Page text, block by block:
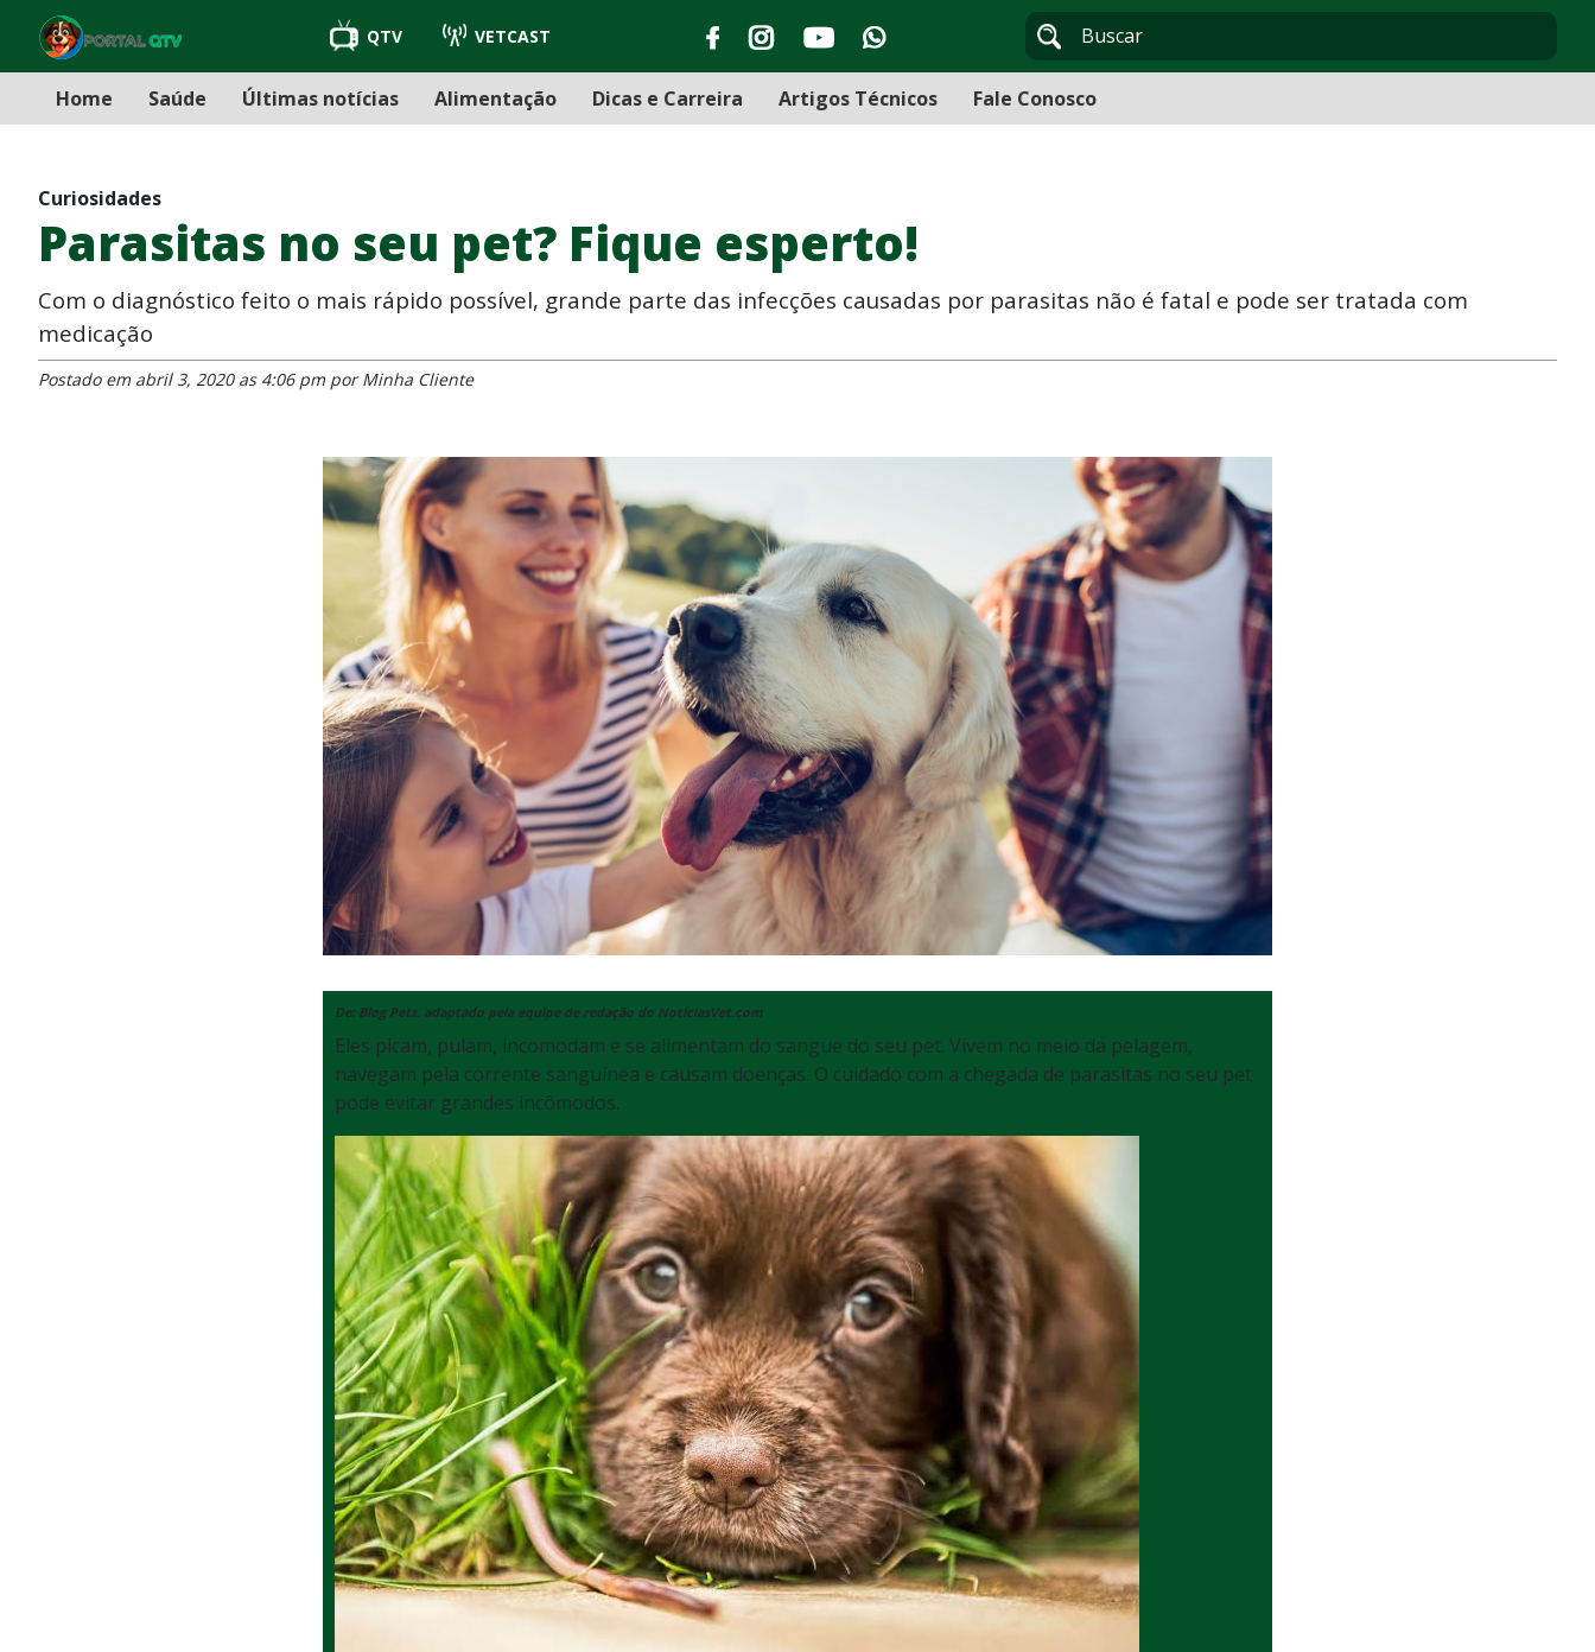
QTV VETCAST
Home Saúde Últimas notícias Alimentação Dicas e Carreira Artigos Técnicos Fale Conosco
Curiosidades
Parasitas no seu pet? Fique esperto!
Com o diagnóstico feito o mais rápido possível, grande parte das infecções causadas por parasitas não é fatal e pode ser tratada com
medicação
Postado em abril 3, 2020 as 4:06 pm por Minha Cliente
De: Blog Petz, adaptado pela equipe de redação do NotíciasVet.com
Eles picam, pulam, incomodam e se alimentam do sangue do seu pet. Vivem no meio da pelagem,
navegam pela corrente sanguínea e causam doenças. O cuidado com a chegada de parasitas no seu pet
pode evitar grandes incômodos.